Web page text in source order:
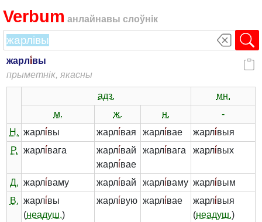
Verbum анлайнавы слоўнік
жарлі́вы
прыметнік, якасны
адз.
мн.
м.
ж. н.
-
Н. жарлі́вы жарлі́вая жарлі́вае жарлі́выя
Р.
жарлі́вага жарлі́вай
жарлі́вае
жарлі́вага жарлі́вых
Д. жарлі́ваму жарлі́вай жарлі́ваму жарлі́вым
В. жарлі́вы
(неадуш.)
жарлі́вую жарлі́вае жарлі́выя
(неадуш.)